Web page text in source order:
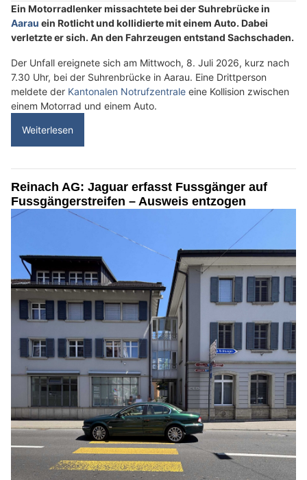
Ein Motorradlenker missachtete bei der Suhrebrücke in
Aarau ein Rotlicht und kollidierte mit einem Auto. Dabei
verletzte er sich. An den Fahrzeugen entstand Sachschaden.
Der Unfall ereignete sich am Mittwoch, 8. Juli 2026, kurz nach
7.30 Uhr, bei der Suhrenbrücke in Aarau. Eine Drittperson
meldete der Kantonalen Notrufzentrale eine Kollision zwischen
einem Motorrad und einem Auto.
Weiterlesen
Reinach AG: Jaguar erfasst Fussgänger auf
Fussgängerstreifen – Ausweis entzogen